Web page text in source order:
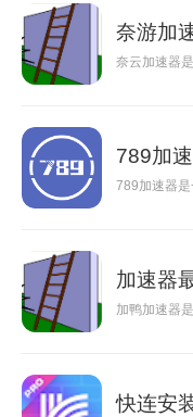
奈游加
奈云加速器
789加
789加速器
加速器
加鸭加速器
快连安